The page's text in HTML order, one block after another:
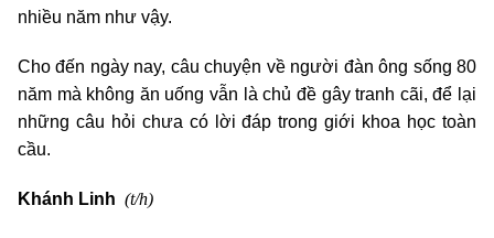
nhiều năm như vậy.
Cho đến ngày nay, câu chuyện về người đàn ông sống 80
năm mà không ăn uống vẫn là chủ đề gây tranh cãi, để lại
những câu hỏi chưa có lời đáp trong giới khoa học toàn
cầu.
Khánh Linh (t/h)